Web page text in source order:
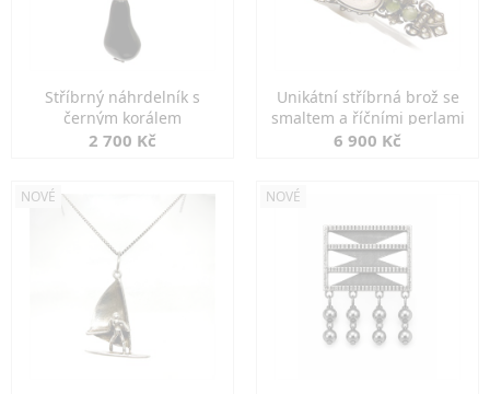
Stříbrný náhrdelník s
černým korálem
2 700 Kč
Unikátní stříbrná brož se
smaltem a říčními perlami
6 900 Kč
NOVÉ NOVÉ